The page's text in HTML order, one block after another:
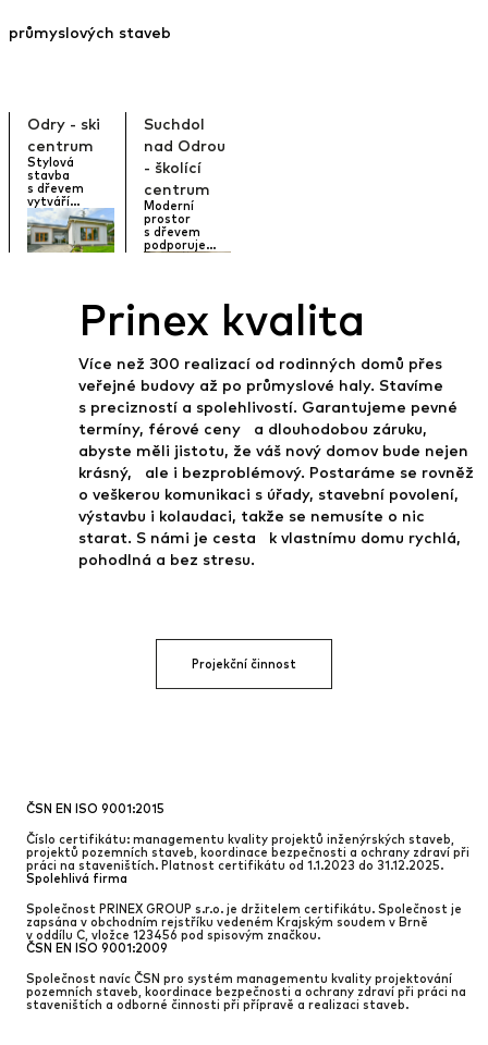
průmyslových staveb
Odry - ski
centrum
Stylová
stavba
s dřevem
vytváří
příjemné
zázemí pro
servis i nákup.
Suchdol
nad Odrou
- školící
centrum
Moderní
prostor
s dřevem
podporuje
soustředění
Prinex kvalita
Více než 300 realizací od rodinných domů přes
veřejné budovy až po průmyslové haly. Stavíme
s precizností a spolehlivostí. Garantujeme pevné
termíny, férové ceny a dlouhodobou záruku,
abyste měli jistotu, že váš nový domov bude nejen
krásný, ale i bezproblémový. Postaráme se rovněž
o veškerou komunikaci s úřady, stavební povolení,
výstavbu i kolaudaci, takže se nemusíte o nic
starat. S námi je cesta k vlastnímu domu rychlá,
pohodlná a bez stresu.
Projekční činnost
ČSN EN ISO 9001:2015
Číslo certifikátu: managementu kvality projektů inženýrských staveb,
projektů pozemních staveb, koordinace bezpečnosti a ochrany zdraví při
práci na staveništích. Platnost certifikátu od 1.1.2023 do 31.12.2025.
Spolehlivá firma
Společnost PRINEX GROUP s.r.o. je držitelem certifikátu. Společnost je
zapsána v obchodním rejstříku vedeném Krajským soudem v Brně
v oddílu C, vložce 123456 pod spisovým značkou.
ČSN EN ISO 9001:2009
Společnost navíc ČSN pro systém managementu kvality projektování
pozemních staveb, koordinace bezpečnosti a ochrany zdraví při práci na
staveništích a odborné činnosti při přípravě a realizaci staveb.